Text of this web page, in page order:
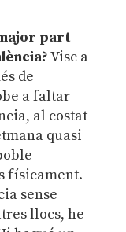
part
Visc a
de
a faltar
al costat
quasi
físicament.
sense
llocs, he